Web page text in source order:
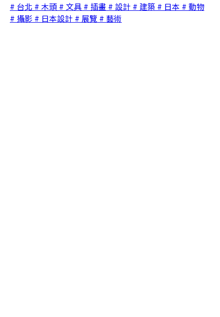
# 台北 # 木頭 # 文具 # 插畫 # 設計 # 建築 # 日本 # 動物
# 攝影 # 日本設計 # 展覽 # 藝術